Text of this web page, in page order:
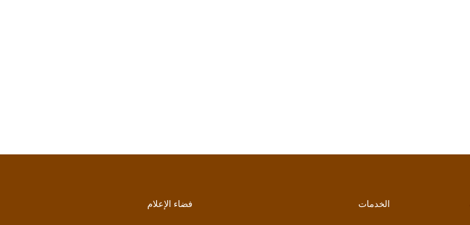
الخدمات فضاء الإعلام